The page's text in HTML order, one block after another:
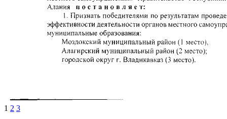
1 2 3